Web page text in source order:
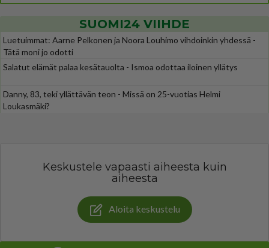
SUOMI24 VIIHDE
Luetuimmat: Aarne Pelkonen ja Noora Louhimo vihdoinkin yhdessä -
Tätä moni jo odotti
Salatut elämät palaa kesätauolta - Ismoa odottaa iloinen yllätys
Danny, 83, teki yllättävän teon - Missä on 25-vuotias Helmi
Loukasmäki?
Keskustele vapaasti aiheesta kuin
aiheesta
Aloita keskustelu